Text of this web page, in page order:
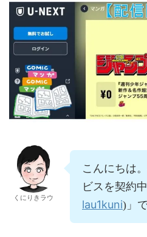
くにりきラウ
こんにちは
ビスを契約
lau1kuni)」